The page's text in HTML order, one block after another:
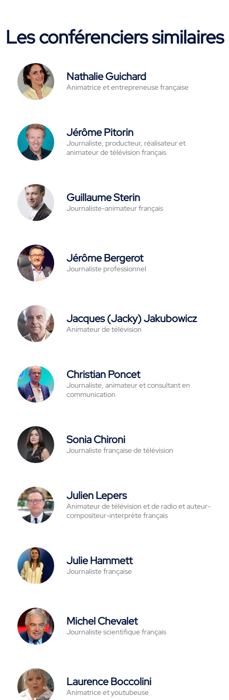
Les conférenciers similaires
Nathalie Guichard
Animatrice et entrepreneuse française
Jérôme Pitorin
Journaliste, producteur, réalisateur et
animateur de télévision français
Guillaume Sterin
Journaliste-animateur français
Jérôme Bergerot
Journaliste professionnel
Jacques (Jacky) Jakubowicz
Animateur de télévision
Christian Poncet
Journaliste, animateur et consultant en
communication
Sonia Chironi
Journaliste française de télévision
Julien Lepers
Animateur de télévision et de radio et auteur-
compositeur-interprète français
Julie Hammett
Journaliste française
Michel Chevalet
Journaliste scientifique français
Laurence Boccolini
Animatrice et youtubeuse